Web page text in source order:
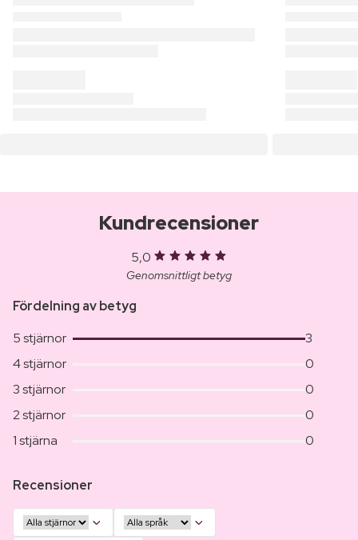
Kundrecensioner
5,0
Genomsnittligt betyg
Fördelning av betyg
5 stjärnor
3
4 stjärnor
0
3 stjärnor
0
2 stjärnor
0
1 stjärna
0
Recensioner